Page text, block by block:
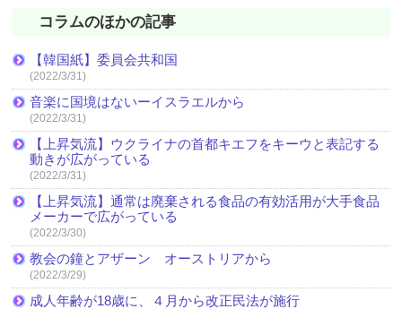
コラムのほかの記事
【韓国紙】委員会共和国
(2022/3/31)
音楽に国境はないーイスラエルから
(2022/3/31)
【上昇気流】ウクライナの首都キエフをキーウと表記する
動きが広がっている
(2022/3/31)
【上昇気流】通常は廃棄される食品の有効活用が大手食品
メーカーで広がっている
(2022/3/30)
教会の鐘とアザーン オーストリアから
(2022/3/29)
成人年齢が18歳に、４月から改正民法が施行